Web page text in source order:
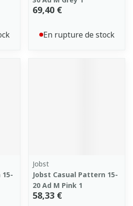
69,40 €
En rupture de stock
Jobst
Jobst Casual Pattern 15-
20 Ad M Pink 1
58,33 €